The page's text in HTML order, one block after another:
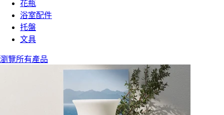
花瓶
浴室配件
托盤
文具
瀏覽所有產品